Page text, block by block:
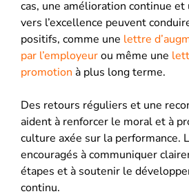
cas, une amélioration continue
vers l’excellence peuvent
positifs, comme une lettre
par l’employeurou même une
promotion à plus long terme.
Des retours réguliers et une
aident à renforcer le moral et à
culture axée sur la performance.
encouragés à communiquer
étapes et à soutenir le
continu.